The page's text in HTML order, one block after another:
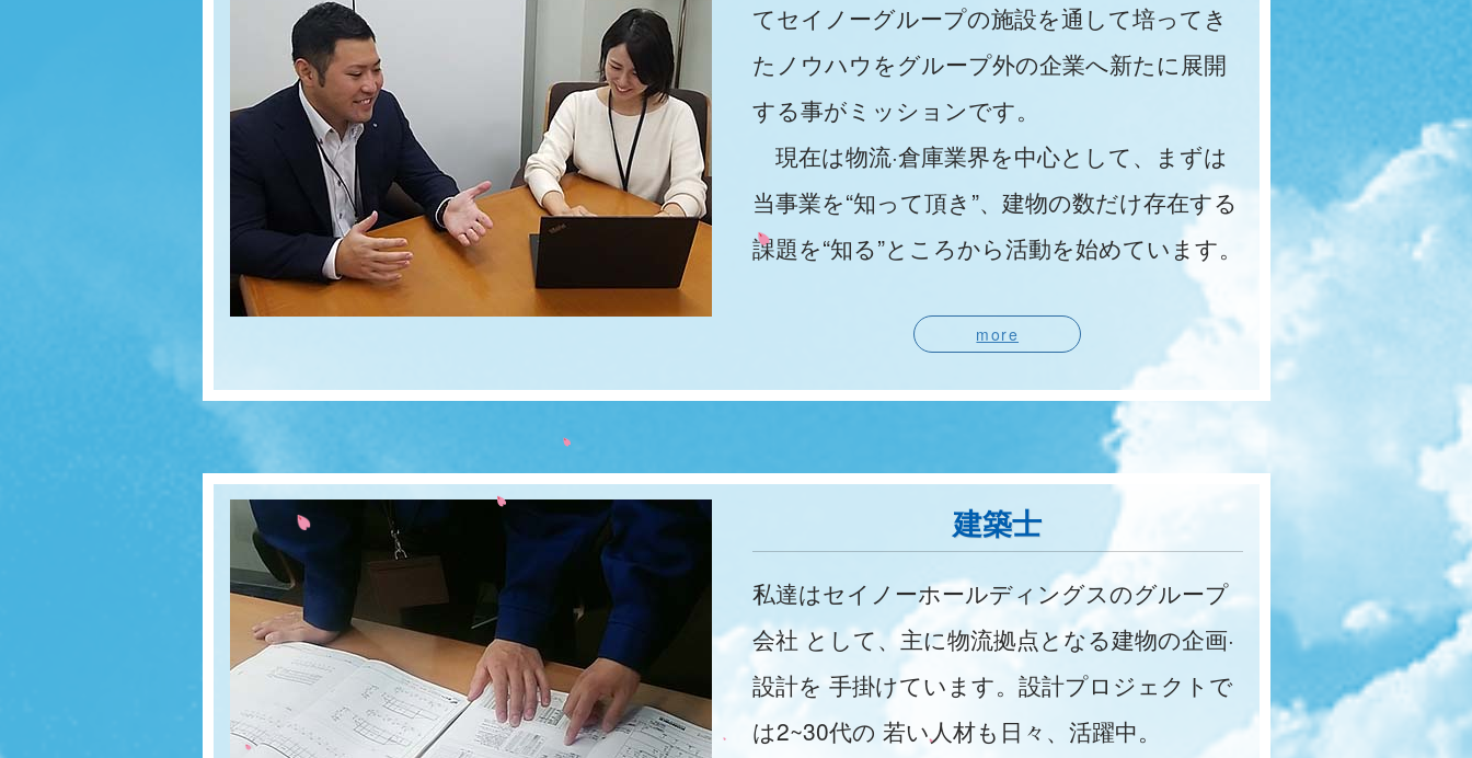
てセイノーグループの施設を通して培ってき
たノウハウをグループ外の企業へ新たに展開
する事がミッションです。
現在は物流·倉庫業界を中心として、まずは
当事業を“知って頂き”、建物の数だけ存在する
課題を“知る”ところから活動を始めています。
more
建築士
私達はセイノーホールディングスのグループ
会社 として、主に物流拠点となる建物の企画·
設計を 手掛けています。設計プロジェクトで
は2~30代の 若い人材も日々、活躍中。